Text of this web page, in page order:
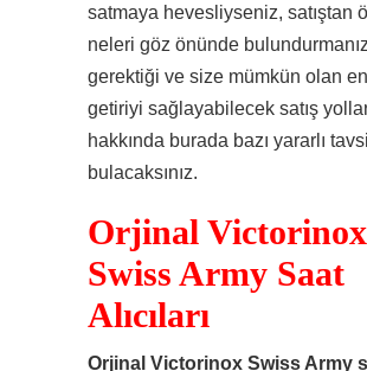
satmaya hevesliyseniz, satıştan
neleri göz önünde bulundurmanız
gerektiği ve size mümkün olan
getiriyi sağlayabilecek satış
hakkında burada bazı yararlı
bulacaksınız.
Orjinal Victorinox
Swiss Army Saat
Alıcıları
Orjinal Victorinox Swiss Army